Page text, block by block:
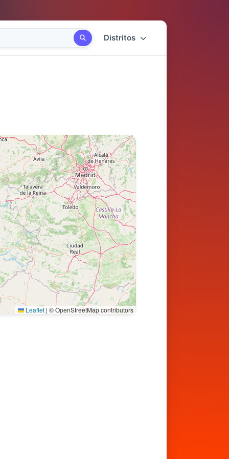
Distritos
Leaflet | © OpenStreetMap contributors